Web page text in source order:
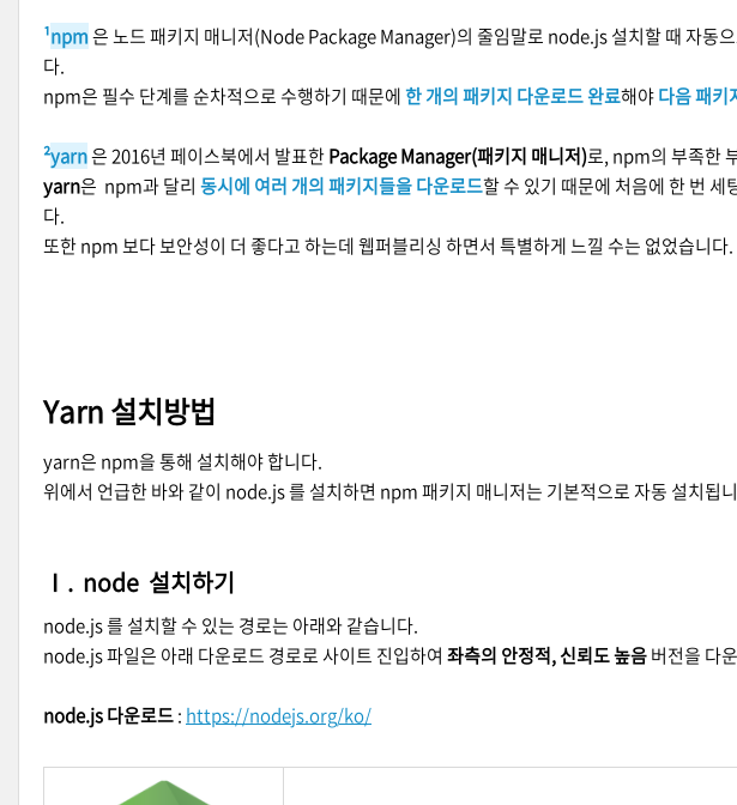
¹npm은 노드 패키지 매니저(Node Package Manager)의 줄임말로 node.js 설치할 때 자동
다.
npm은 필수 단계를 순차적으로 수행하기 때문에한 개의 패키지 다운로드 완료해야다음 패키
²yarn은 2016년 페이스북에서 발표한Package Manager(패키지 매니저)로, npm의 부족한
yarn은 npm과 달리 동시에 여러 개의 패키지들을 다운로드할 수 있기 때문에 처음에 한 번
다.
또한 npm 보다 보안성이 더 좋다고 하는데 웹퍼블리싱 하면서 특별하게 느낄 수는 없었습니다.
Yarn 설치방법
yarn은 npm을 통해 설치해야 합니다.
위에서 언급한 바와 같이 node.js 를 설치하면 npm 패키지 매니저는 기본적으로 자동 설치됩
Ⅰ. node 설치하기
node.js 를 설치할 수 있는 경로는 아래와 같습니다.
node.js 파일은 아래 다운로드 경로로 사이트 진입하여 좌측의 안정적, 신뢰도 높음버전을 다
node.js 다운로드: https://nodejs.org/ko/